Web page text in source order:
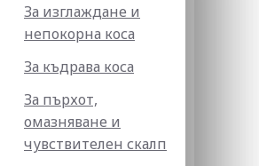
За изглаждане и
непокорна коса
За къдрава коса
За пърхот,
омазняване и
чувствителен скалп